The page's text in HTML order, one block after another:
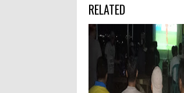
RELATED